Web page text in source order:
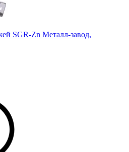
SGR-Zn Металл-завод,